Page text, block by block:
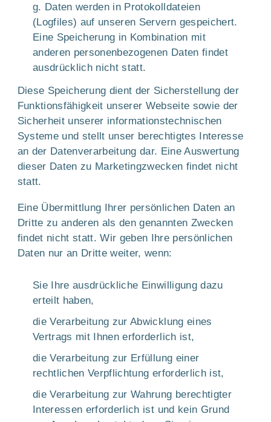
g. Daten werden in Protokolldateien
(Logfiles) auf unseren Servern gespeichert.
Eine Speicherung in Kombination mit
anderen personenbezogenen Daten findet
ausdrücklich nicht statt.
Diese Speicherung dient der Sicherstellung der
Funktionsfähigkeit unserer Webseite sowie der
Sicherheit unserer informationstechnischen
Systeme und stellt unser berechtigtes Interesse
an der Datenverarbeitung dar. Eine Auswertung
dieser Daten zu Marketingzwecken findet nicht
statt.
Eine Übermittlung Ihrer persönlichen Daten an
Dritte zu anderen als den genannten Zwecken
findet nicht statt. Wir geben Ihre persönlichen
Daten nur an Dritte weiter, wenn:
Sie Ihre ausdrückliche Einwilligung dazu
erteilt haben,
die Verarbeitung zur Abwicklung eines
Vertrags mit Ihnen erforderlich ist,
die Verarbeitung zur Erfüllung einer
rechtlichen Verpflichtung erforderlich ist,
die Verarbeitung zur Wahrung berechtigter
Interessen erforderlich ist und kein Grund